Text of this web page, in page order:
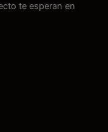
te esperan en